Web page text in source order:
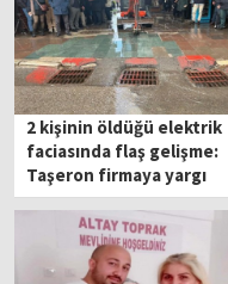
2 kişinin öldüğü elektrik
faciasında flaş gelişme:
Taşeron firmaya yargı
kararı